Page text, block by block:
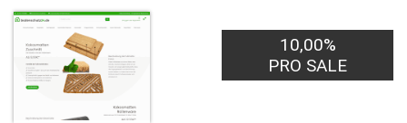
10,00%
PRO SALE